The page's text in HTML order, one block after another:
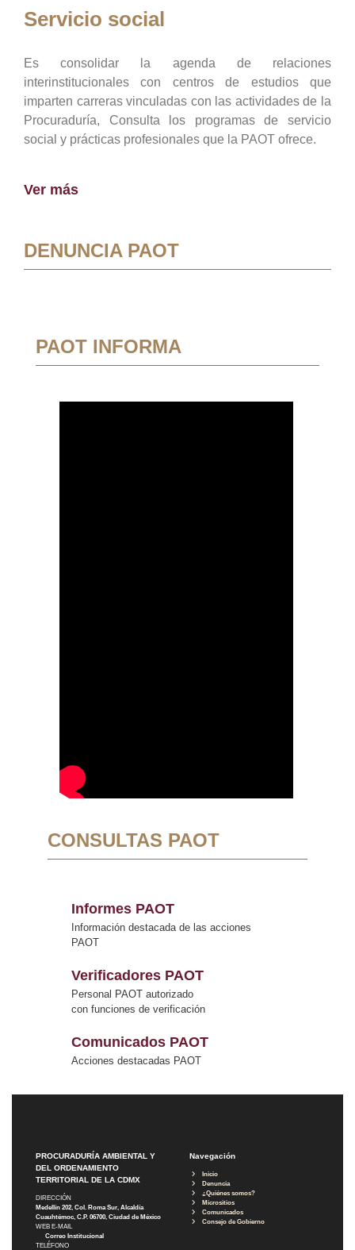
Servicio social
Es consolidar la agenda de relaciones
interinstitucionales con centros de estudios que
imparten carreras vinculadas con las actividades de la
Procuraduría, Consulta los programas de servicio
social y prácticas profesionales que la PAOT ofrece.
Ver más
DENUNCIA PAOT
PAOT INFORMA
CONSULTAS PAOT
Informes PAOT
Información destacada de las acciones
PAOT
Verificadores PAOT
Personal PAOT autorizado
con funciones de verificación
Comunicados PAOT
Acciones destacadas PAOT
PROCURADURÍA AMBIENTAL Y
DEL ORDENAMIENTO
TERRITORIAL DE LA CDMX
DIRECCIÓN
Medellín 202, Col. Roma Sur, Alcaldía
Cuauhtémoc, C.P. 06700, Ciudad de México
WEB E-MAIL
Correo Institucional
TELÉFONO
Navegación
Inicio
Denuncia
¿Quiénes somos?
Micrositios
Comunicados
Consejo de Gobierno